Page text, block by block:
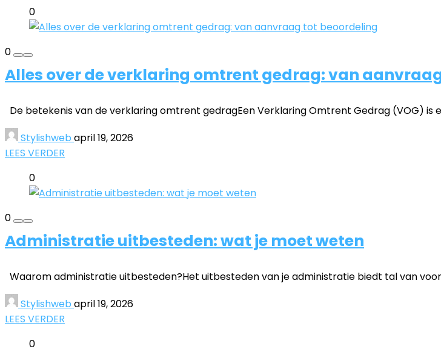
0
0
Alles over de verklaring omtrent gedrag: van
De betekenis van de verklaring omtrent gedragEen Verklaring Omtrent Gedrag (VOG) is
Stylishweb april 19, 2026
LEES VERDER
0
0
Administratie uitbesteden: wat je moet weten
Waarom administratie uitbesteden?Het uitbesteden van je administratie biedt tal van
Stylishweb april 19, 2026
LEES VERDER
0